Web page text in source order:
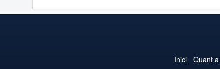
Inici Quant a